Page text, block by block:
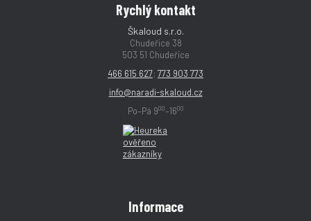
Rychlý kontakt
Škaloud s.r.o.
Chudeřice 38
503 51 Chudeřice
466 615 627; 773 903 773
info@naradi-skaloud.cz
Po–Pá 900–1600
Informace